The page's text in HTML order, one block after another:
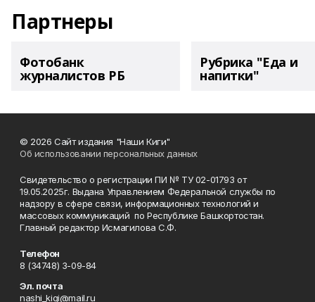
Партнеры
Фотобанк
журналистов РБ
Рубрика "Еда и
напитки"
© 2026 Сайт издания "Наши Киги"
Об использовании персональных данных
Свидетельство о регистрации ПИ № ТУ 02-01793 от
19.05.2025г. Выдана Управлением Федеральной службы по
надзору в сфере связи, информационных технологий и
массовых коммуникаций по Республике Башкортостан.
Главный редактор Исмагилова С.Ф.
Телефон
8 (34748) 3-09-84
Эл. почта
nashi_kigi@mail.ru